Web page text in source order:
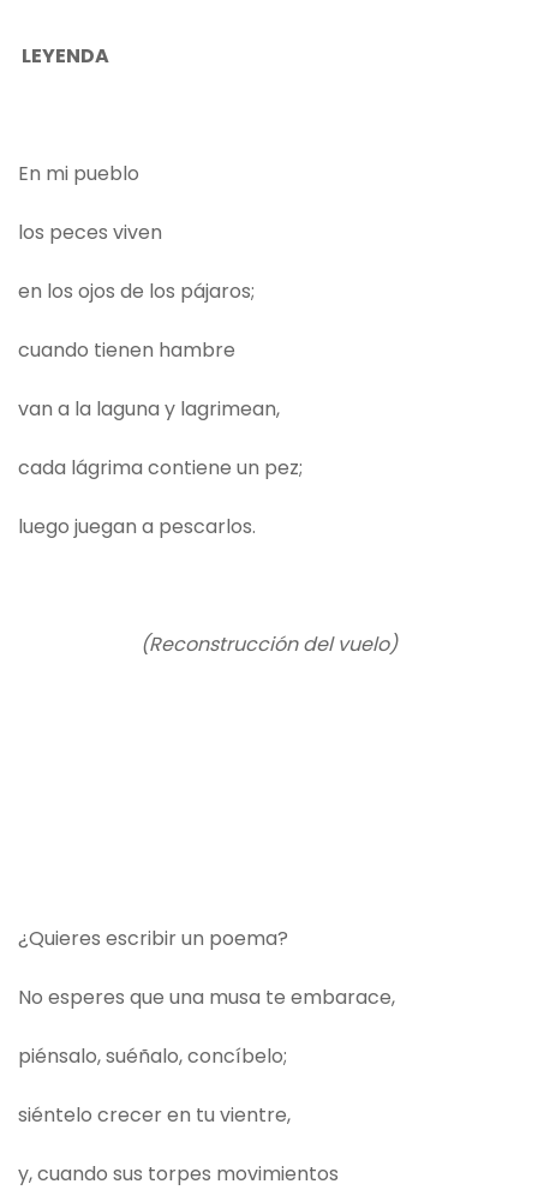
LEYENDA
En mi pueblo
los peces viven
en los ojos de los pájaros;
cuando tienen hambre
van a la laguna y lagrimean,
cada lágrima contiene un pez;
luego juegan a pescarlos.
(Reconstrucción del vuelo)
¿Quieres escribir un poema?
No esperes que una musa te embarace,
piénsalo, suéñalo, concíbelo;
siéntelo crecer en tu vientre,
y, cuando sus torpes movimientos